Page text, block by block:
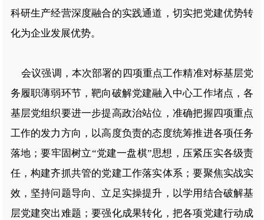
科研生产经营深度融合的实践通道，切实把党建优势转
化为企业发展优势。
会议强调，本次部署的四项重点工作精准对标基层党
务履职薄弱环节，靶向破解党建融入中心工作堵点，各
基层党组织要进一步提高政治站位，准确把握四项重点
工作的发力方向，以高度负责的态度统筹推进各项任务
落地；要牢固树立“党建一盘棋”思想，压紧压实各级责
任，构建齐抓共管的党建工作落实体系；要聚焦实战实
效，坚持问题导向、立足实操提升，以学用结合破解基
层党建突出难题；要强化成果转化，把各项党建行动成